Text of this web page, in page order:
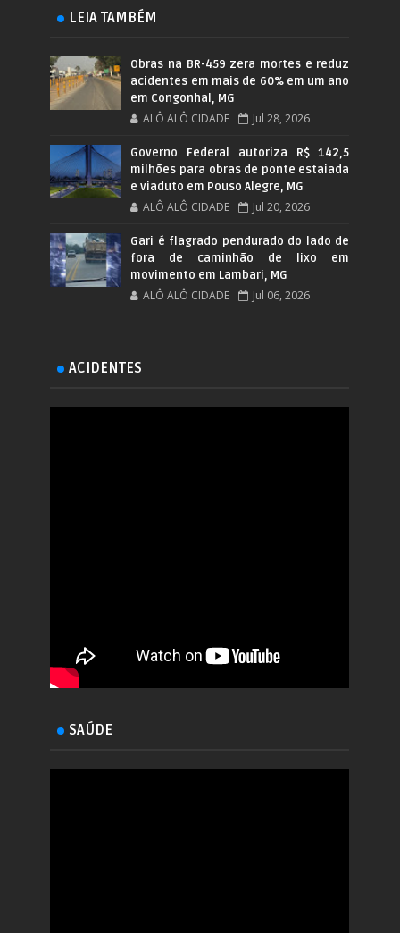
LEIA TAMBÉM
Obras na BR-459 zera mortes e reduz
acidentes em mais de 60% em um ano
em Congonhal, MG
ALÔ ALÔ CIDADE Jul 28, 2026
Governo Federal autoriza R$ 142,5
milhões para obras de ponte estaiada
e viaduto em Pouso Alegre, MG
ALÔ ALÔ CIDADE Jul 20, 2026
Gari é flagrado pendurado do lado de
fora de caminhão de lixo em
movimento em Lambari, MG
ALÔ ALÔ CIDADE Jul 06, 2026
ACIDENTES
SAÚDE